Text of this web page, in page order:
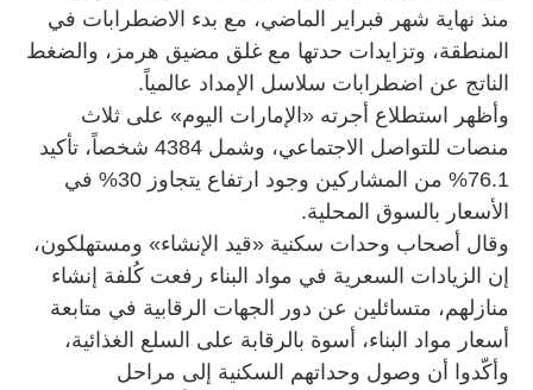
منذ نهاية شهر فبراير الماضي، مع بدء الاضطرابات في
المنطقة، وتزايدات حدتها مع غلق مضيق هرمز، والضغط
الناتج عن اضطرابات سلاسل الإمداد عالمياً.
وأظهر استطلاع أجرته «الإمارات اليوم» على ثلاث
منصات للتواصل الاجتماعي، وشمل 4384 شخصاً، تأكيد
76.1% من المشاركين وجود ارتفاع يتجاوز 30% في
الأسعار بالسوق المحلية.
وقال أصحاب وحدات سكنية «قيد الإنشاء» ومستهلكون،
إن الزيادات السعرية في مواد البناء رفعت كُلفة إنشاء
منازلهم، متسائلين عن دور الجهات الرقابية في متابعة
أسعار مواد البناء، أسوة بالرقابة على السلع الغذائية،
وأكّدوا أن وصول وحداتهم السكنية إلى مراحل